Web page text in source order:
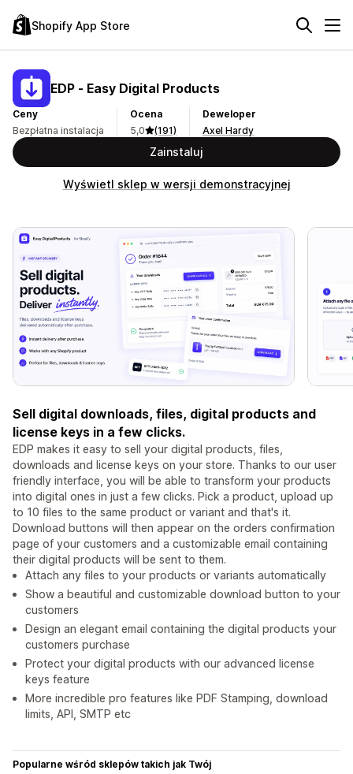
Shopify App Store
EDP ‑ Easy Digital Products
Ceny
Bezpłatna instalacja
Ocena
5,0
(191)
Deweloper
Axel Hardy
Zainstaluj
Wyświetl sklep w wersji demonstracyjnej
Sell digital downloads, files, digital products and
license keys in a few clicks.
EDP makes it easy to sell your digital products, files,
downloads and license keys on your store. Thanks to our user
friendly interface, you will be able to transform your products
into digital ones in just a few clicks. Pick a product, upload up
to 10 files to the same product or variant and that's it.
Download buttons will then appear on the orders confirmation
page of your customers and a customizable email containing
their digital products will be sent to them.
Attach any files to your products or variants automatically
Show a beautiful and customizable download button to your
customers
Design an elegant email containing the digital products your
customers purchase
Protect your digital products with our advanced license
keys feature
More incredible pro features like PDF Stamping, download
limits, API, SMTP etc
Popularne wśród sklepów takich jak Twój